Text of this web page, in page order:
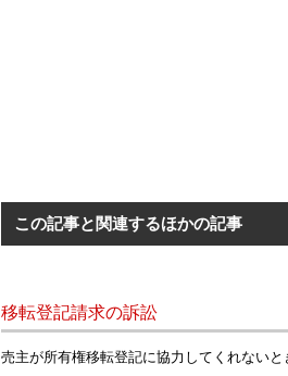
この記事と関連するほかの記事
移転登記請求の訴訟
売主が所有権移転登記に協力してくれない